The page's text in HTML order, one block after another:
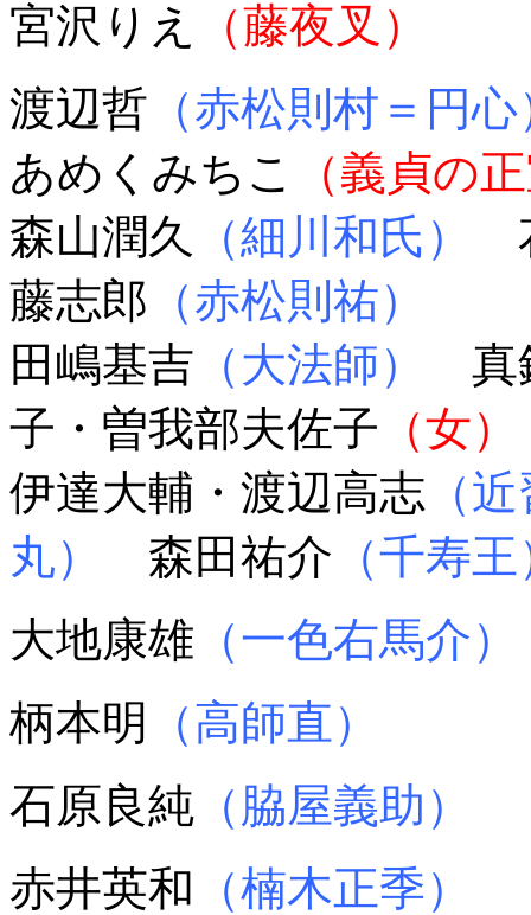
宮沢りえ
（藤夜叉）
渡辺哲 （赤松則村＝円心
あめくみちこ
（義貞の
森山潤久
（細川和氏）
藤志郎 （赤松則祐）
田嶋基吉 （大法師）
真
子・曽我部夫佐子 （女）
伊達大輔・渡辺高志 （
丸） 森田祐介 （千寿
大地康雄 （一色右馬介）
柄本明
（高師直）
石原良純 （脇屋義助）
赤井英和 （楠木正季）